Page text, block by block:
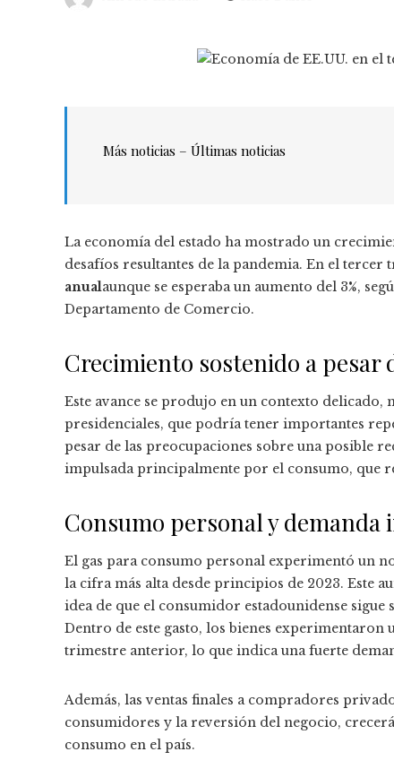
Más noticias – Últimas noticias
La economía del estado ha mostrado un
desafíos resultantes de la pandemia. En el
anualaunque se esperaba un aumento del 3%,
Departamento de Comercio.
Crecimiento sostenido a pesar
Este avance se produjo en un contexto
presidenciales, que podría tener importantes
pesar de las preocupaciones sobre una posible
impulsada principalmente por el consumo, que
Consumo personal y demanda
El gas para consumo personal experimentó un
la cifra más alta desde principios de 2023. Este
idea de que el consumidor estadounidense
Dentro de este gasto, los bienes experimentaron
trimestre anterior, lo que indica una fuerte
Además, las ventas finales a compradores
consumidores y la reversión del negocio,
consumo en el país.